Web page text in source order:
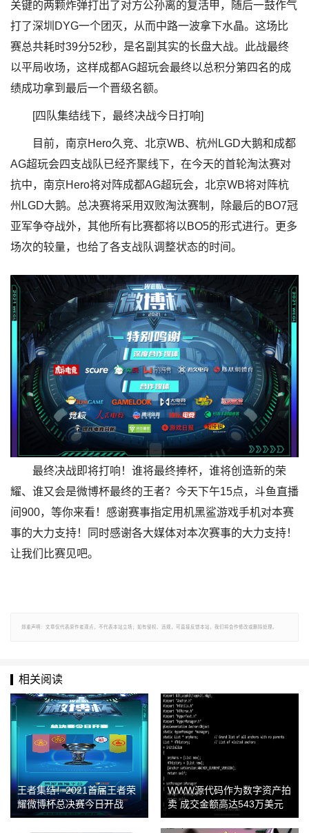
关键的两颗炸弹打出了对方公孙离的复活甲，随后一鼓作气
打了深圳DYG一个团灭，从而中路一波拿下水晶。这场比
赛总共耗时39分52秒，是名副其实的长盘大战。此战最终
以平局收场，这样成都AG超玩会最终以总积分第四名的成
绩成功拿到最后一个晋级名额。
[四队集结线下，最终决战今日打响]
目前，南京Hero久竞、北京WB、杭州LGD大鹅和成都
AG超玩会四支战队已经齐聚线下，在今天的首轮淘汰赛对
抗中，南京Hero将对阵成都AG超玩会，北京WB将对阵杭
州LGD大鹅。总决赛将采用双败淘汰赛制，除最后的BO7冠
亚军争夺战外，其他所有比赛都将以BO5的形式进行。更多
场次的较量，也给了各支战队调整状态的时间。
最终决战即将打响！谁将最终捧杯，谁将创造新的荣
耀、谁又会是微博杯最终的王者？今天下午15点，斗鱼直播
间900，等你来看！感谢赛事指定用机黑鲨游戏手机对本赛
事的大力支持！同时感谢各大媒体对本次赛事的大力支持！
让我们比赛见吧。
郑重声明：文章仅代表原作者观点，不代表本站立场；如有侵权、违规，可直接反馈本站，我们将会作修改或删除处理。
相关阅读
王者集结！2021首届王者荣
耀微博杯总决赛今日开战
WWW源代码作为数字资产拍
卖 成交金额高达543万美元